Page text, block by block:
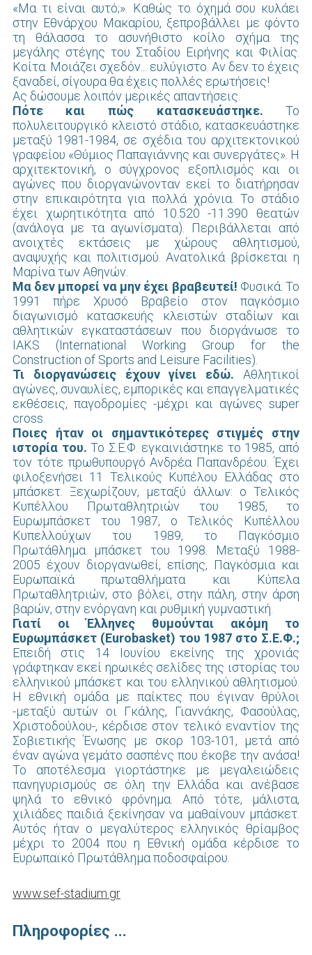
«Μα τι είναι αυτό;». Καθώς το όχημά σου κυλάει
στην Εθνάρχου Μακαρίου, ξεπροβάλλει με φόντο
τη θάλασσα το ασυνήθιστο κοίλο σχήμα της
μεγάλης στέγης του Σταδίου Ειρήνης και Φιλίας.
Κοίτα. Μοιάζει σχεδόν... ευλύγιστο. Αν δεν το έχεις
ξαναδεί, σίγουρα θα έχεις πολλές ερωτήσεις!
Ας δώσουμε λοιπόν μερικές απαντήσεις.
Πότε και πώς κατασκευάστηκε.To
πολυλειτουργικό κλειστό στάδιο, κατασκευάστηκε
μεταξύ 1981-1984, σε σχέδια του αρχιτεκτονικού
γραφείου «Θύμιος Παπαγιάννης και συνεργάτες». Η
αρχιτεκτονική, ο σύγχρονος εξοπλισμός και οι
αγώνες που διοργανώνονταν εκεί το διατήρησαν
στην επικαιρότητα για πολλά χρόνια. To στάδιο
έχει χωρητικότητα από 10.520 -11.390 θεατών
(ανάλογα με τα αγωνίσματα). Περιβάλλεται από
ανοιχτές εκτάσεις με χώρους αθλητισμού,
αναψυχής και πολιτισμού. Ανατολικά βρίσκεται η
Μαρίνα των Αθηνών.
Μα δεν μπορεί να μην έχει βραβευτεί! Φυσικά. Το
1991 πήρε Χρυσό Βραβείο στον παγκόσμιο
διαγωνισμό κατασκευής κλειστών σταδίων και
αθλητικών εγκαταστάσεων που διοργάνωσε το
IAKS (International Working Group for the
Construction of Sports and Leisure Facilities).
Τι διοργανώσεις έχουν γίνει εδώ.Αθλητικοί
αγώνες, συναυλίες, εμπορικές και επαγγελματικές
εκθέσεις, παγοδρομίες -μέχρι και αγώνες super
cross.
Ποιες ήταν οι σημαντικότερες στιγμές στην
ιστορία του.Το Σ.Ε.Φ. εγκαινιάστηκε το 1985, από
τον τότε πρωθυπουργό Ανδρέα Παπανδρέου. Έχει
φιλοξενήσει 11 Τελικούς Κυπέλου Ελλάδας στο
μπάσκετ. Ξεχωρίζουν, μεταξύ άλλων: ο Τελικός
Κυπέλλου Πρωταθλητριών του 1985, το
Ευρωμπάσκετ του 1987, o Τελικός Κυπέλλου
Κυπελλούχων του 1989, το Παγκόσμιο
Πρωτάθλημα μπάσκετ του 1998. Μεταξύ 1988-
2005 έχουν διοργανωθεί, επίσης, Παγκόσμια και
Ευρωπαϊκά πρωταθλήματα και Κύπελα
Πρωταθλητριών, στο βόλεϊ, στην πάλη, στην άρση
βαρών, στην ενόργανη και ρυθμική γυμναστική.
Γιατί οι Έλληνες θυμούνται ακόμη το
Ευρωμπάσκετ (Eurobasket) του 1987 στο Σ.Ε.Φ.;
Επειδή στις 14 Ιουνίου εκείνης της χρονιάς
γράφτηκαν εκεί ηρωικές σελίδες της ιστορίας του
ελληνικού μπάσκετ και του ελληνικού αθλητισμού.
Η εθνική ομάδα με παίκτες που έγιναν θρύλοι
-μεταξύ αυτών οι Γκάλης, Γιαννάκης, Φασούλας,
Χριστοδούλου-, κέρδισε στον τελικό εναντίον της
Σοβιετικής Ένωσης με σκορ 103-101, μετά από
έναν αγώνα γεμάτο σασπένς που έκοβε την ανάσα!
Το αποτέλεσμα γιορτάστηκε με μεγαλειώδεις
πανηγυρισμούς σε όλη την Ελλάδα και ανέβασε
ψηλά το εθνικό φρόνημα. Από τότε, μάλιστα,
χιλιάδες παιδιά ξεκίνησαν να μαθαίνουν μπάσκετ.
Αυτός ήταν ο μεγαλύτερος ελληνικός θρίαμβος
μέχρι το 2004 που η Εθνική ομάδα κέρδισε το
Ευρωπαϊκό Πρωτάθλημα ποδοσφαίρου.
www.sef-stadium.gr
Πληροφορίες ...